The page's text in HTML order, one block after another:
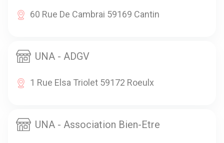
60 Rue De Cambrai 59169 Cantin
UNA - ADGV
1 Rue Elsa Triolet 59172 Roeulx
UNA - Association Bien-Etre